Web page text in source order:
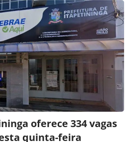
oferece 334 vagas
quinta-feira